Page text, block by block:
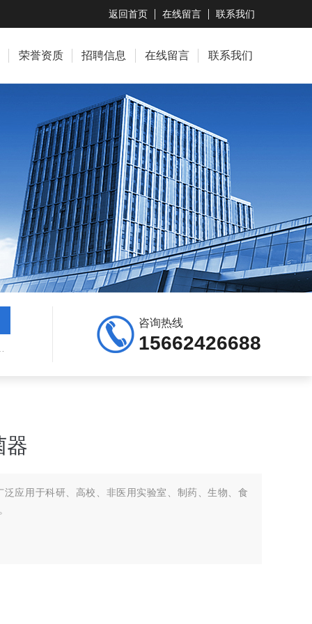
返回首页 在线留言 联系我们
荣誉资质 招聘信息 在线留言 联系我们
咨询热线
15662426688
器
应用于科研、高校、非医用实验室、制药、生物、食